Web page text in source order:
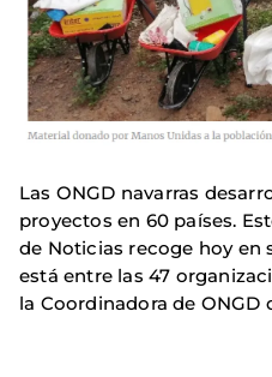
Las ONGD navarras
proyectos en 60 países.
de Noticias recoge hoy en
está entre las 47
la Coordinadora de ONGD